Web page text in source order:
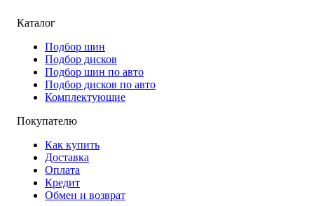
Каталог
Подбор шин
Подбор дисков
Подбор шин по авто
Подбор дисков по авто
Комплектующие
Покупателю
Как купить
Доставка
Оплата
Кредит
Обмен и возврат